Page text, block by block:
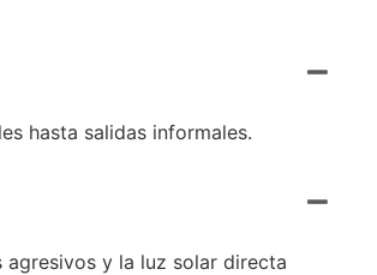
hasta salidas informales.
agresivos y la luz solar directa